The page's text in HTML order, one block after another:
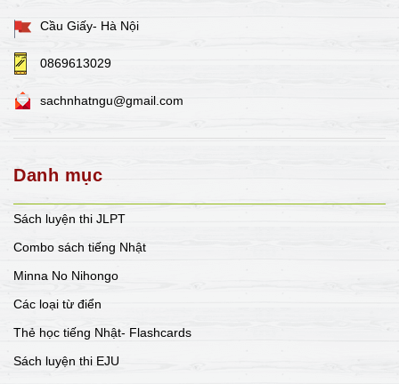
Cầu Giấy- Hà Nội
0869613029
sachnhatngu@gmail.com
Danh mục
Sách luyện thi JLPT
Combo sách tiếng Nhật
Minna No Nihongo
Các loại từ điển
Thẻ học tiếng Nhật- Flashcards
Sách luyện thi EJU